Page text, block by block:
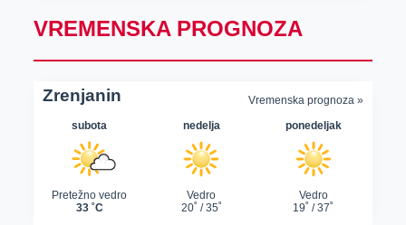
VREMENSKA PROGNOZA